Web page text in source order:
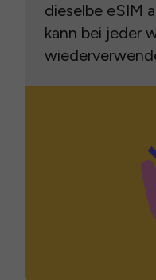
dieselbe eSIM
kann bei jeder